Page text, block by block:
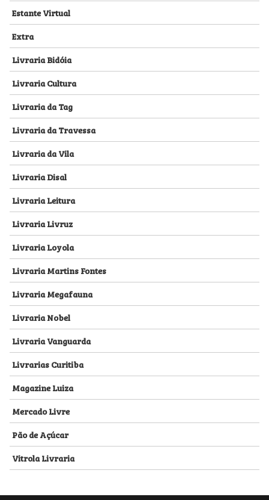
Estante Virtual
Extra
Livraria Bidóia
Livraria Cultura
Livraria da Tag
Livraria da Travessa
Livraria da Vila
Livraria Disal
Livraria Leitura
Livraria Livruz
Livraria Loyola
Livraria Martins Fontes
Livraria Megafauna
Livraria Nobel
Livraria Vanguarda
Livrarias Curitiba
Magazine Luiza
Mercado Livre
Pão de Açúcar
Vitrola Livraria